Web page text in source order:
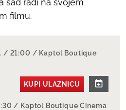
filmu.
/ 21:00 / Kaptol Boutique
KUPI ULAZNICU
/ Kaptol Boutique Cinema